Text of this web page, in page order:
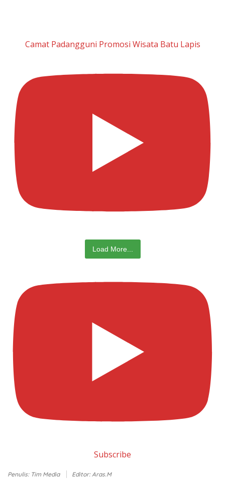
Camat Padangguni Promosi Wisata Batu Lapis
Load More...
Subscribe
Penulis: Tim Media Editor: Aras.M